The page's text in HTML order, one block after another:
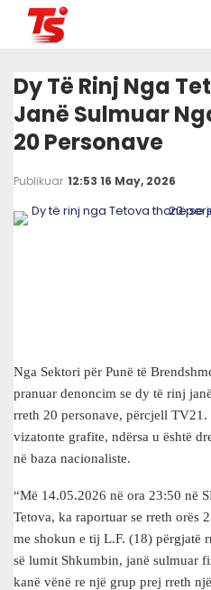
Dy Të Rinj Nga
Janë Sulmuar
20 Personave
Publikuar 12:53 16 May, 2026
Nga Sektori për Punë të
pranuar denoncim se dy të rinj
rreth 20 personave, përcjell
vizatonte grafite, ndërsa u është
në baza nacionaliste.
“Më 14.05.2026 në ora 23:50 në
Tetova, ka raportuar se rreth orës
me shokun e tij L.F. (18) përgjatë
së lumit Shkumbin, janë sulmuar
kanë vënë re një grup prej rreth